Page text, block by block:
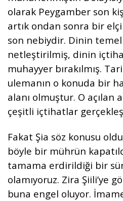
olarak Peygamber son
artık ondan sonra bir
son nebiydir. Dinin temel
netleştirilmiş, dinin
muhayyer bırakılmış.
ulemanın o konuda bir
alanı olmuştur. O açılan
çeşitli içtihatlar
Fakat Şia söz konusu
böyle bir mührün
tamama erdirildiği bir
olamıyoruz. Zira Şiili’ye
buna engel oluyor.